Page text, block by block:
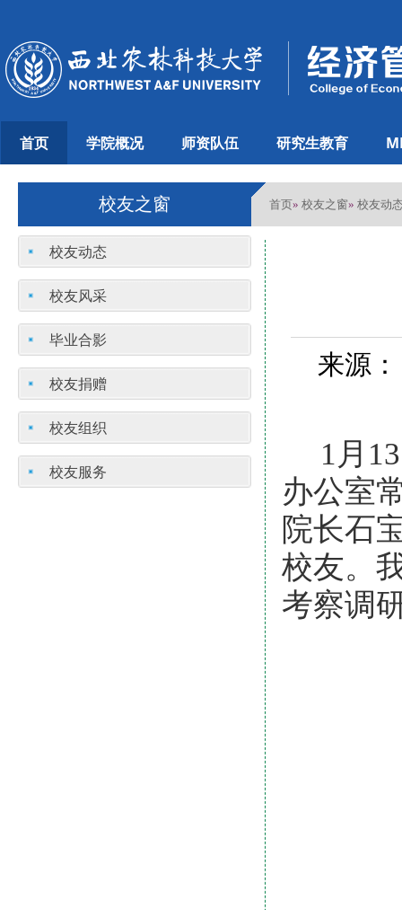
首页 学院概况 师资队伍 研究生教育
校友之窗 首页» 校友之窗» 校友动
校友动态
校友风采
毕业合影
校友捐赠
校友组织
校友服务
来源
1月
办公室
院长石
校友。
考察调